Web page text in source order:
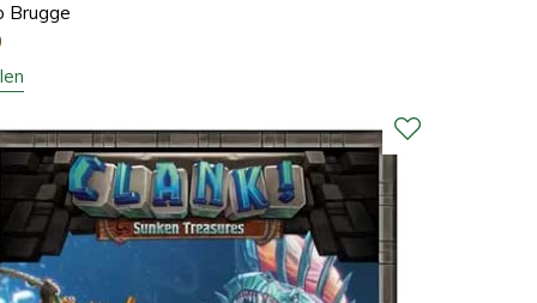
Brugge